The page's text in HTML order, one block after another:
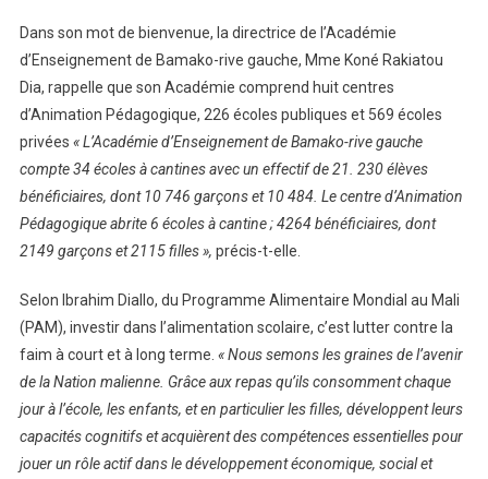
Dans son mot de bienvenue, la directrice de l’Académie
d’Enseignement de Bamako-rive gauche, Mme Koné Rakiatou
Dia, rappelle que son Académie comprend huit centres
d’Animation Pédagogique, 226 écoles publiques et 569 écoles
privées « L’Académie d’Enseignement de Bamako-rive gauche
compte 34 écoles à cantines avec un effectif de 21. 230 élèves
bénéficiaires, dont 10 746 garçons et 10 484. Le centre d’Animation
Pédagogique abrite 6 écoles à cantine ; 4264 bénéficiaires, dont
2149 garçons et 2115 filles », précis-t-elle.
Selon Ibrahim Diallo, du Programme Alimentaire Mondial au Mali
(PAM), investir dans l’alimentation scolaire, c’est lutter contre la
faim à court et à long terme. « Nous semons les graines de l’avenir
de la Nation malienne. Grâce aux repas qu’ils consomment chaque
jour à l’école, les enfants, et en particulier les filles, développent leurs
capacités cognitifs et acquièrent des compétences essentielles pour
jouer un rôle actif dans le développement économique, social et